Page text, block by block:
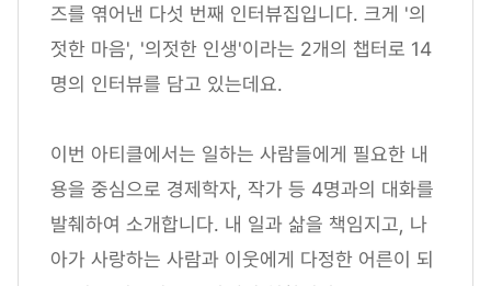
즈를 엮어낸 다섯 번째 인터뷰집입니다. 크게 '의
젓한 마음', '의젓한 인생'이라는 2개의 챕터로 14
명의 인터뷰를 담고 있는데요.
이번 아티클에서는 일하는 사람들에게 필요한 내
용을 중심으로 경제학자, 작가 등 4명과의 대화를
발췌하여 소개합니다. 내 일과 삶을 책임지고, 나
아가 사랑하는 사람과 이웃에게 다정한 어른이 되